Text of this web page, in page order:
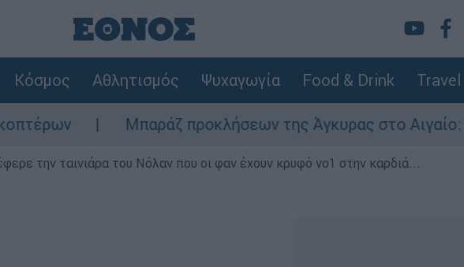
Κόσμος Αθλητισμός Ψυχαγωγία Food & Drink Travel
Μπαράζ προκλήσεων της Άγκυρας στο Αιγαίο: Εικονική
την ταινιάρα του Νόλαν που οι φαν έχουν κρυφό νο1 στην καρδιά...